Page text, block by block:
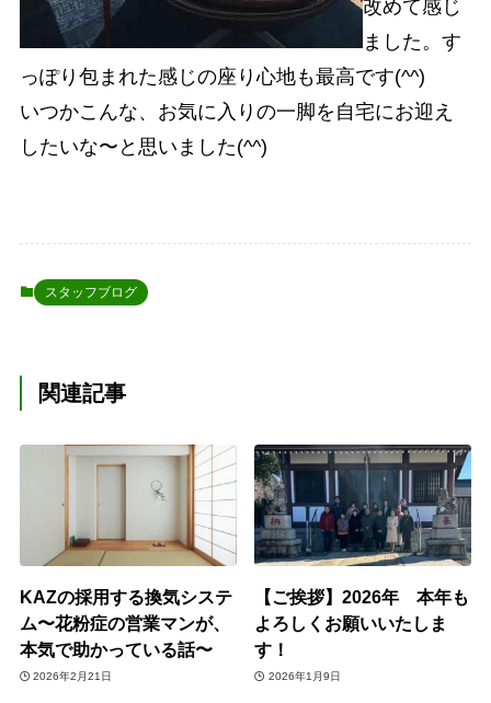
改めて感じ
ました。す
っぽり包まれた感じの座り心地も最高です(^^)
いつかこんな、お気に入りの一脚を自宅にお迎え
したいな〜と思いました(^^)
スタッフブログ
関連記事
KAZの採用する換気システ
ム〜花粉症の営業マンが、
本気で助かっている話〜
2026年2月21日
【ご挨拶】2026年 本年も
よろしくお願いいたしま
す！
2026年1月9日